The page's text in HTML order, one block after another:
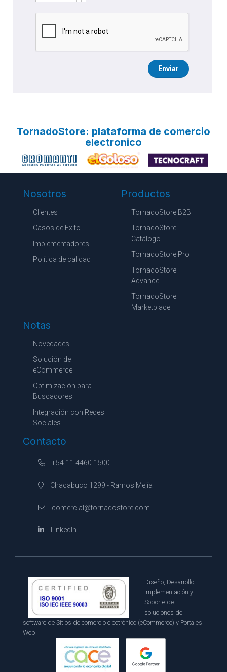
Enviar
TornadoStore: plataforma de comercio
electronico
Nosotros
Clientes
Casos de Exito
Implementadores
Política de calidad
Productos
TornadoStore B2B
TornadoStore
Catálogo
TornadoStore Pro
TornadoStore
Advance
TornadoStore
Marketplace
Notas
Novedades
Solución de
eCommerce
Optimización para
Buscadores
Integración con Redes
Sociales
Contacto
+54-11 4460-1500
Chacabuco 1299 - Ramos Mejía
comercial@tornadostore.com
LinkedIn
Diseño, Desarrollo,
Implementación y
Soporte de
soluciones de
software de Sitios de comercio electrónico (eCommerce) y Portales
Web.